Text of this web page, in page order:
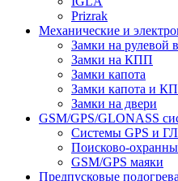
Prizrak
Механические и
Замки на рулевой
Замки на КПП
Замки капота
Замки капота и
Замки на двери
GSM/GPS/GLONASS
Системы GPS и
Поисково-
GSM/GPS маяки
Предпусковые